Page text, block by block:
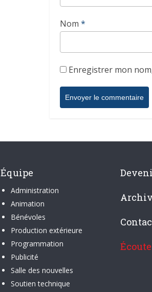
Nom *
Enregistrer mon
Équipe
Administration
Animation
Bénévoles
Production extérieure
Programmation
Publicité
Salle des nouvelles
Soutien technique